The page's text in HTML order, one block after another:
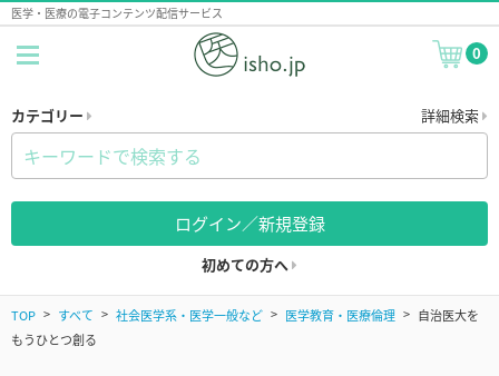
医学・医療の電子コンテンツ配信サービス
0
カテゴリー 詳細検索
ログイン／新規登録
初めての方へ
TOP すべて 社会医学系・医学一般など 医学教育・医療倫理
自治医大を
もうひとつ創る